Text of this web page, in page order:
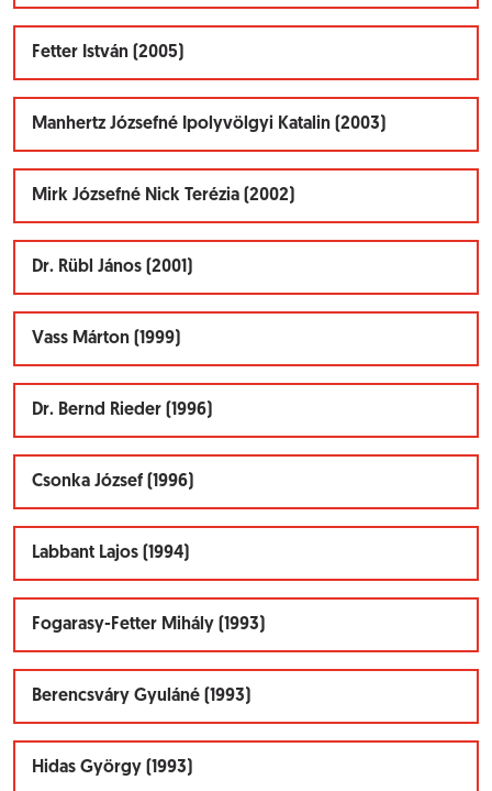
Fetter István (2005)
Manhertz Józsefné Ipolyvölgyi Katalin (2003)
Mirk Józsefné Nick Terézia (2002)
Dr. Rübl János (2001)
Vass Márton (1999)
Dr. Bernd Rieder (1996)
Csonka József (1996)
Labbant Lajos (1994)
Fogarasy-Fetter Mihály (1993)
Berencsváry Gyuláné (1993)
Hidas György (1993)